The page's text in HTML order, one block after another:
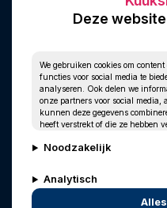
Deze
We gebruiken cookies om
functies voor social media te
analyseren. Ook delen we
onze partners voor social media,
kunnen deze gegevens
heeft verstrekt of die ze hebben
Noodzakelijk
Analytisch